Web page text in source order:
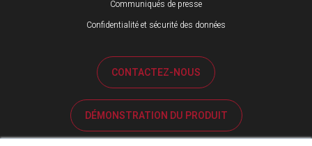
Communiqués de presse
Confidentialité et sécurité des données
CONTACTEZ-NOUS
DÉMONSTRATION DU PRODUIT